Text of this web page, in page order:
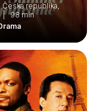
republika,
| 98 min